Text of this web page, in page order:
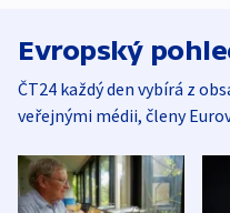
Evropský
ČT24 každý den vybírá z
veřejnými médii, členy